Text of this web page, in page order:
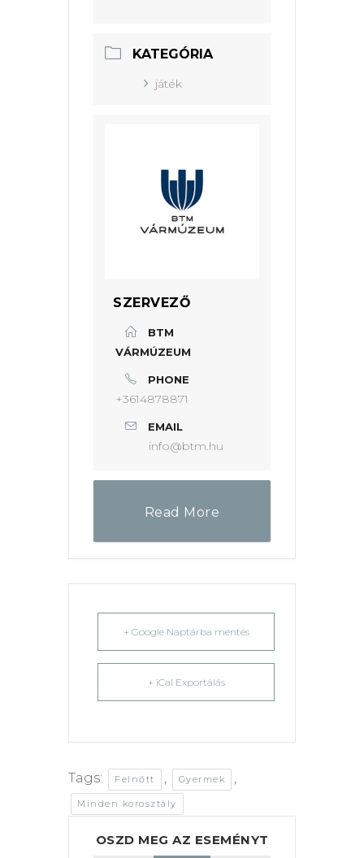
KATEGÓRIA
játék
SZERVEZŐ
BTM
VÁRMÚZEUM
PHONE
+3614878871
EMAIL
info@btm.hu
Read More
+ Google Naptárba mentés
+ iCal Exportálás
Tags: Felnőtt , Gyermek ,
Minden korosztály
OSZD MEG AZ ESEMÉNYT